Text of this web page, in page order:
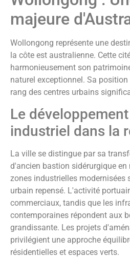
majeure
Wollongong représente une
la côte est australienne. Cette
harmonieusement son
naturel exceptionnel. Sa
rang des centres urbains
Le
industriel dans la
La ville se distingue par sa
d'ancien bastion sidérurgique en
zones industrielles modernisées
urbain repensé. L'activité
commerciaux, tandis que les
contemporaines répondent aux
grandissante. Les projets
privilégient une approche
résidentielles et espaces verts.